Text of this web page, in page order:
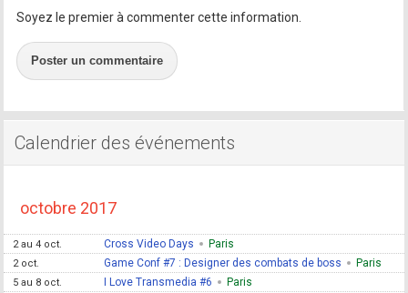
Soyez le premier à commenter cette information.
Poster un commentaire
Calendrier des événements
octobre 2017
2 au 4 oct. Cross Video Days Paris
2 oct. Game Conf #7 : Designer des combats de boss Paris
5 au 8 oct. I Love Transmedia #6 Paris